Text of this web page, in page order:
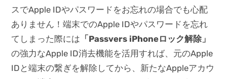
スでApple IDやパスワードをお忘れの場合でも心配
ありません！端末でのApple IDやパスワードを忘れ
てしまった際には 「Passvers iPhoneロック解除」
の強力なApple ID消去機能を活用すれば、元のApple
IDと端末の繋ぎを解除してから、新たなAppleアカウ